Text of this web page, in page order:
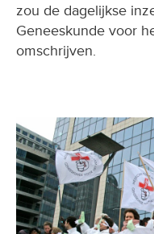
zou de dagelijkse
Geneeskunde voor
omschrijven.